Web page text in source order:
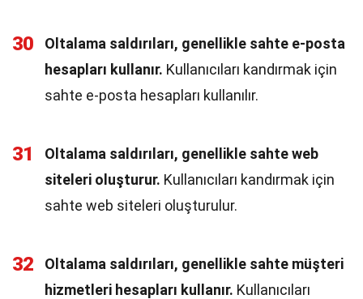
30
Oltalama saldırıları, genellikle sahte e-posta
hesapları kullanır. Kullanıcıları kandırmak için
sahte e-posta hesapları kullanılır.
31
Oltalama saldırıları, genellikle sahte web
siteleri oluşturur. Kullanıcıları kandırmak için
sahte web siteleri oluşturulur.
32
Oltalama saldırıları, genellikle sahte müşteri
hizmetleri hesapları kullanır. Kullanıcıları